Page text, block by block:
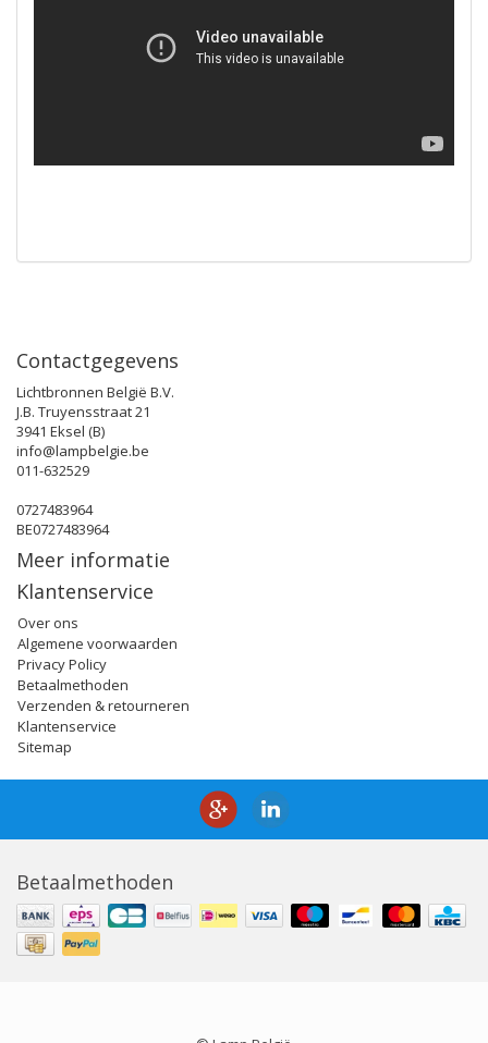
Contactgegevens
Lichtbronnen België B.V.
J.B. Truyensstraat 21
3941 Eksel (B)
info@lampbelgie.be
011-632529
0727483964
BE0727483964
Meer informatie
Klantenservice
Over ons
Algemene voorwaarden
Privacy Policy
Betaalmethoden
Verzenden & retourneren
Klantenservice
Sitemap
Betaalmethoden